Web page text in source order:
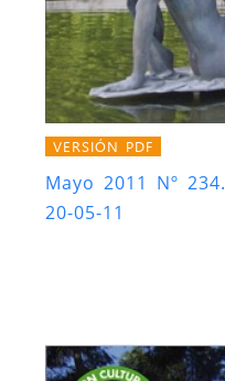
VERSIÓN PDF
Mayo 2011 Nº 234.
20-05-11